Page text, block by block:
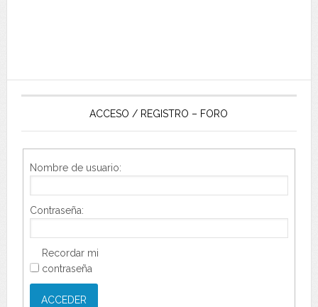
ACCESO / REGISTRO – FORO
Nombre de usuario:
Contraseña:
Recordar mi
contraseña
ACCEDER